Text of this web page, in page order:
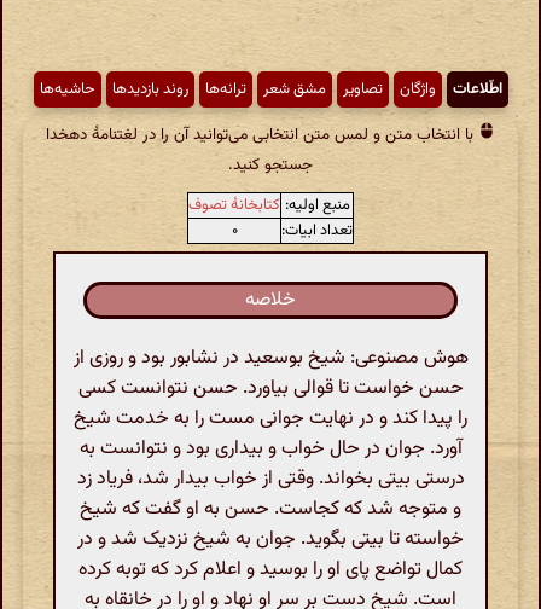
اطّلاعات واژگان تصاویر مشق شعر ترانه‌ها روند بازدیدها حاشیه‌ها
با انتخاب متن و لمس متن انتخابی می‌توانید آن را در لغتنامهٔ دهخدا
جستجو کنید.
منبع اولیه: کتابخانهٔ تصوف
تعداد ابیات:
۰
خلاصه
هوش مصنوعی: شیخ بوسعید در نشابور بود و روزی از
حسن خواست تا قوالی بیاورد. حسن نتوانست کسی
را پیدا کند و در نهایت جوانی مست را به خدمت شیخ
آورد. جوان در حال خواب و بیداری بود و نتوانست به
درستی بیتی بخواند. وقتی از خواب بیدار شد، فریاد زد
و متوجه شد که کجاست. حسن به او گفت که شیخ
خواسته تا بیتی بگوید. جوان به شیخ نزدیک شد و در
کمال تواضع پای او را بوسید و اعلام کرد که توبه کرده
است. شیخ دست بر سر او نهاد و او را در خانقاه به